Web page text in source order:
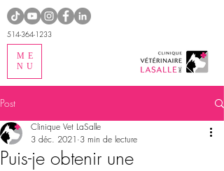
ME
NU
514-364-1233
Post
Puis-je obtenir une
Clinique Vet LaSalle
3 déc. 2021 3 min de lecture